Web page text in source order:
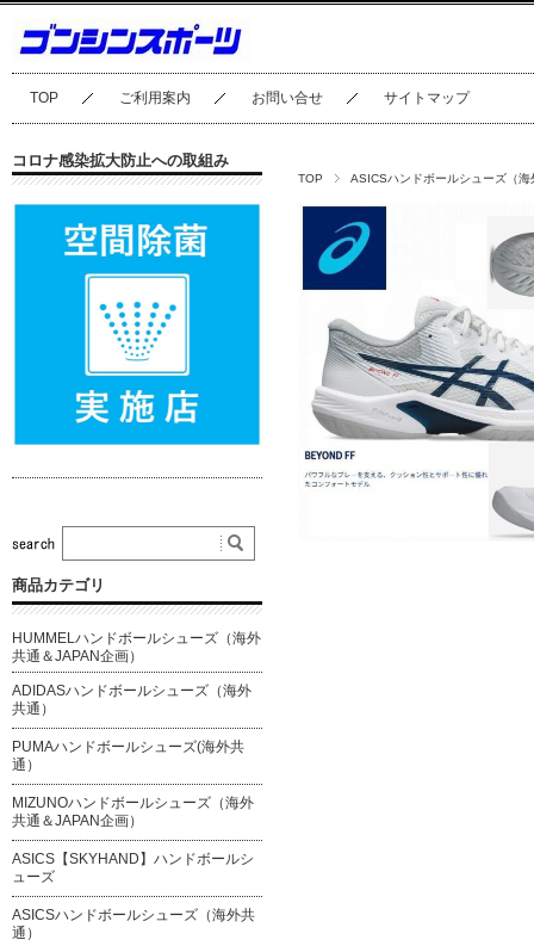
TOP ご利用案内 お問い合せ サイトマップ
TOP ASICSハンドボールシューズ（海
コロナ感染拡大防止への取組み
商品カテゴリ
HUMMELハンドボールシューズ（海外
共通＆JAPAN企画）
ADIDASハンドボールシューズ（海外
共通）
PUMAハンドボールシューズ(海外共
通）
MIZUNOハンドボールシューズ（海外
共通＆JAPAN企画）
ASICS【SKYHAND】ハンドボールシ
ューズ
ASICSハンドボールシューズ（海外共
通）